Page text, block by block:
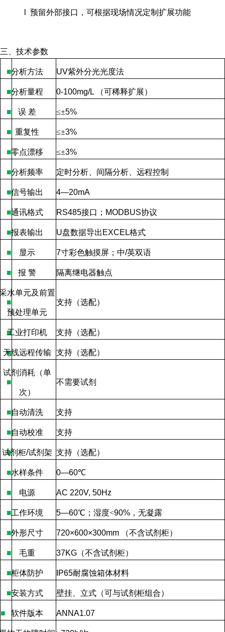
l 预留外部接口，可根据现场情况定制扩展功能
三、技术参数
■分析方法 UV紫外分光光度法
■分析量程 0-100mg/L （可稀释扩展）
■ 误 差 ≤±5%
■ 重复性 ≤±3%
■零点漂移 ≤±3%
■分析频率 定时分析、间隔分析、远程控制
■信号输出 4—20mA
■通讯格式 RS485接口； MODBUS协议
■报表输出 U盘数据导出 EXCEL格式
■ 显示 7寸彩色触摸屏；中/英双语
■ 报 警 隔离继电器触点
■
水单元及前置
预处理单元
支持（选配）
■
工业打印机 支持（选配）
■
无线远程传输 支持（选配）
■
试剂消耗（单
次）
不需要试剂
■自动清洗 支持
■自动校准 支持
■
试剂柜/试剂架 支持（选配）
■水样条件 0—60℃
■ 电源 AC 220V, 50Hz
■工作环境 5—60℃；湿度<90% ，无凝露
■外形尺寸 720×600×300mm （不含试剂柜）
■ 毛重 37KG （不含试剂柜）
■柜体防护 IP65耐腐蚀箱体材料
■安装方式 壁挂、立式（可与试剂柜组合）
■ 软件版本 ANNA1.07